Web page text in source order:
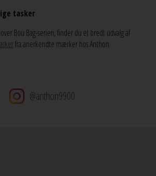
tasker
Bou Bag-serien, finder du et bredt udvalg af
fra anerkendte mærker hos Anthon.
@anthon9900